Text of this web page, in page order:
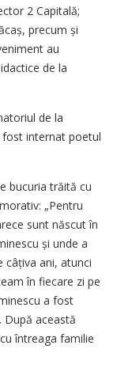
2 Capitală;
precum și
au
de la
de la
fost internat poetul
bucuria trăită cu
„Pentru
sunt născut în
și unde a
câțiva ani, atunci
în fiecare zi pe
a fost
După această
întreaga familie